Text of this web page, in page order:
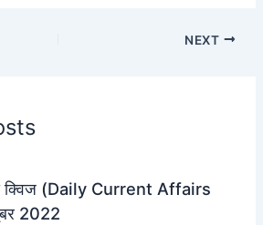
NEXT
क्विज (Daily Current Affairs
2022